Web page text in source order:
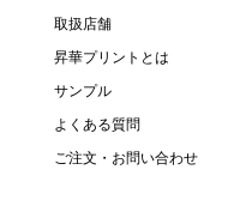
取扱店舗
昇華プリントとは
サンプル
よくある質問
ご注文・お問い合わせ